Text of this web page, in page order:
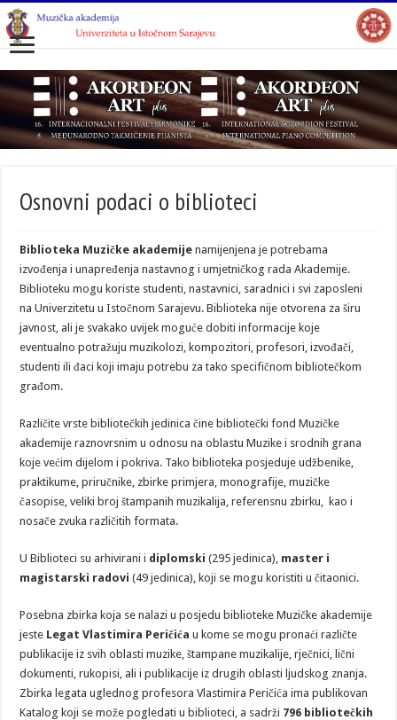
Osnovni podaci o biblioteci
Biblioteka Muzičke akademije namijenjena je potrebama
izvođenja i unapređenja nastavnog i umjetničkog rada Akademije.
Biblioteku mogu koriste studenti, nastavnici, saradnici i svi zaposleni
na Univerzitetu u Istočnom Sarajevu. Biblioteka nije otvorena za širu
javnost, ali je svakako uvijek moguće dobiti informacije koje
eventualno potražuju muzikolozi, kompozitori, profesori, izvođači,
studenti ili đaci koji imaju potrebu za tako specifičnom bibliotečkom
građom.
Različite vrste bibliotečkih jedinica čine bibliotečki fond Muzičke
akademije raznovrsnim u odnosu na oblastu Muzike i srodnih grana
koje većim dijelom i pokriva. Tako biblioteka posjeduje udžbenike,
praktikume, priručnike, zbirke primjera, monografije, muzičke
časopise, veliki broj štampanih muzikalija, referensnu zbirku, kao i
nosače zvuka različitih formata.
U Biblioteci su arhivirani i diplomski (295 jedinica), master i
magistarski radovi (49 jedinica), koji se mogu koristiti u čitaonici.
Posebna zbirka koja se nalazi u posjedu biblioteke Muzičke akademije
jeste Legat Vlastimira Peričićau kome se mogu pronaći različte
publikacije iz svih oblasti muzike, štampane muzikalije, rječnici, lični
dokumenti, rukopisi, ali i publikacije iz drugih oblasti ljudskog znanja.
Zbirka legata uglednog profesora Vlastimira Peričića ima publikovan
Katalog koji se može pogledati u biblioteci, a sadrži 796 bibliotečkih